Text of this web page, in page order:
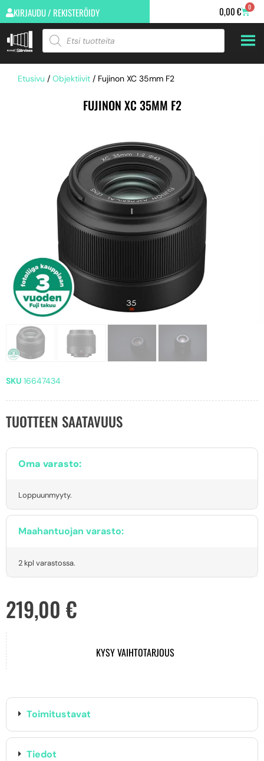
KIRJAUDU / REKISTERÖIDY 0,00€ 0
Etusivu / Objektiivit / Fujinon XC 35mm F2
FUJINON XC 35MM F2
SKU 16647434
TUOTTEEN SAATAVUUS
Oma varasto:
Loppuunmyyty.
Maahantuojan varasto:
2 kpl varastossa.
219,00 €
KYSY VAIHTOTARJOUS
Toimitustavat
Tiedot